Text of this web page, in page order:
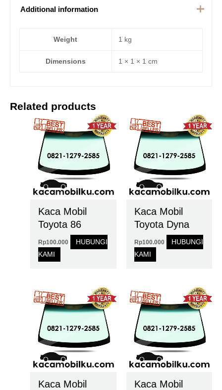
Additional information
Weight 1 kg
Dimensions 1 × 1 × 1 cm
Related products
Kaca Mobil
Toyota 86
Rp100.000
HUBUNGI
KAMI
Kaca Mobil
Toyota Dyna
Rp100.000
HUBUNGI
KAMI
Kaca Mobil
Kaca Mobil